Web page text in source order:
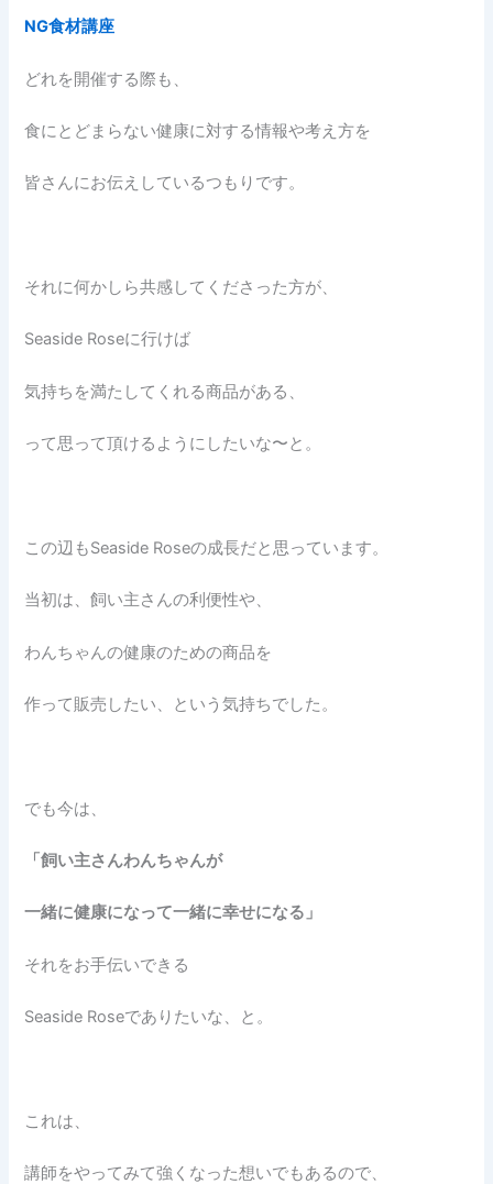
NG食材講座
どれを開催する際も、
食にとどまらない健康に対する情報や考え方を
皆さんにお伝えしているつもりです。
それに何かしら共感してくださった方が、
Seaside Roseに行けば
気持ちを満たしてくれる商品がある、
って思って頂けるようにしたいな〜と。
この辺もSeaside Roseの成長だと思っています。
当初は、飼い主さんの利便性や、
わんちゃんの健康のための商品を
作って販売したい、という気持ちでした。
でも今は、
「飼い主さんわんちゃんが
一緒に健康になって一緒に幸せになる」
それをお手伝いできる
Seaside Roseでありたいな、と。
これは、
講師をやってみて強くなった想いでもあるので、